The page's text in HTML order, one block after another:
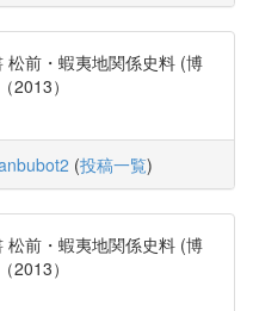
松前・蝦夷地関係史料 (博
2013）
(投稿一覧)
松前・蝦夷地関係史料 (博
2013）